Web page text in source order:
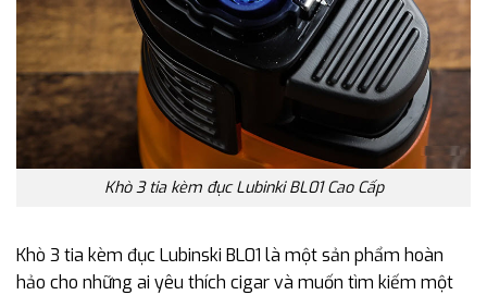
Khò 3 tia kèm đục Lubinki BL01 Cao Cấp
Khò 3 tia kèm đục Lubinski BL01 là một sản phẩm hoàn
hảo cho những ai yêu thích cigar và muốn tìm kiếm một